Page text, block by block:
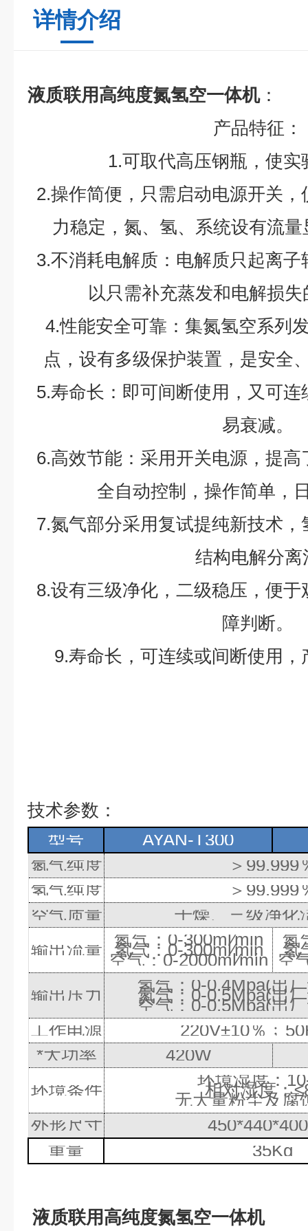
详情介绍
液质联用高纯度氮氢空一体机：
产品特征：
1.可取代高压钢瓶，使实
2.操作简便，只需启动电源开关
力稳定，氮、氢、系统设有流
3.不消耗电解质：电解质只起离
以只需补充蒸发和电解损
4.性能安全可靠：集氮氢空系列
点，设有多级保护装置，是安全
5.寿命长：即可间断使用，又可
易衰减。
6.高效节能：采用开关电源，提
全自动控制，操作简单，
7.氮气部分采用复试提纯新技术
结构电解分离
8.设有三级净化，二级稳压，便
障判断。
9.寿命长，可连续或间断使用
技术参数：
型号
AYAN-T300
氮气纯度
＞ 99.999
氢气纯度
＞ 99.999
空气质量
干燥、三级净化
输出流量 氮气： 0-300ml∕min
氢气：0-300ml∕min
空气：0-2000ml∕min
氮
氢
空
输出压力
氢气： 0-0.4Mpa(出
氮气： 0-0.5Mpa(出
空气： 0-0.5Mpa(出
工作电源
220V±10％﹔
*大功率
420W
环境条件
环境湿度：
相对湿度：≤
无大量粉尘及腐
外形尺寸
重量
35Kg
液质联用高纯度氮氢空一体机